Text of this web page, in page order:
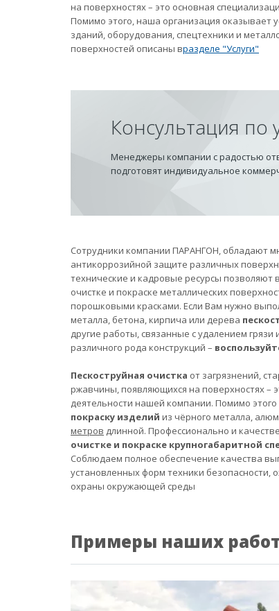
на поверхностях – это основная
Помимо этого, наша организация оказывает
зданий, оборудования, спецтехники и
поверхностей описаны вразделе "Услуги"
Консультация по
Менеджеры компании с радостью
подготовят индивидуальное
Сотрудники компании ПАРАНГОН, обладают
антикоррозийной защите различных
технические и кадровые ресурсы позволяют
очистке и покраске металлических
порошковыми красками. Если Вам нужно
металла, бетона, кирпича или дерева
другие работы, связанные с удалением
различного рода конструкций –
Пескоструйная очистка от загрязнений,
ржавчины, появляющихся на поверхностях –
деятельности нашей компании. Помимо
покраску изделий из чёрного металла,
метров длинной. Профессионально и
очистке и покраске крупногабаритной
Соблюдаем полное обеспечение качества
установленных форм техники безопасности,
охраны окружающей среды
Примеры наших